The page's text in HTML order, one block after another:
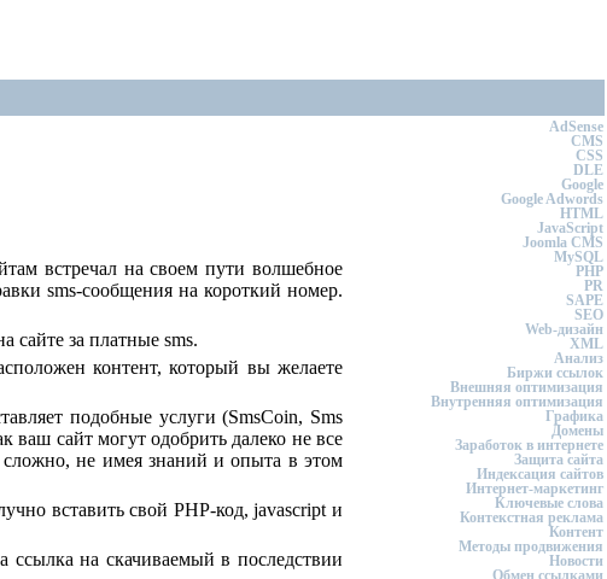
встречал на своем пути волшебное
sms-сообщения на короткий номер.
сайте за платные sms.
контент, который вы желаете
подобные услуги (SmsCoin, Sms
ваш сайт могут одобрить далеко не все
не имея знаний и опыта в этом
вставить свой PHP-код, javascript и
ссылка на скачиваемый в последствии
AdSense
CMS
CSS
DLE
Google
Google Adwords
HTML
JavaScript
Joomla CMS
MySQL
PHP
PR
SAPE
SEO
Web-дизайн
XML
Анализ
Биржи ссылок
Внешняя оптимизация
Внутренняя оптимизация
Графика
Домены
Заработок в интернете
Защита сайта
Индексация сайтов
Интернет-маркетинг
Ключевые слова
Контекстная реклама
Контент
Методы продвижения
Новости
Обмен ссылками